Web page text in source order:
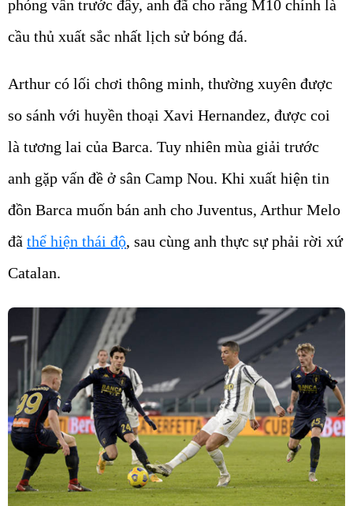
phỏng vấn trước đây, anh đã cho rằng M10 chính là
cầu thủ xuất sắc nhất lịch sử bóng đá.
Arthur có lối chơi thông minh, thường xuyên được
so sánh với huyền thoại Xavi Hernandez, được coi
là tương lai của Barca. Tuy nhiên mùa giải trước
anh gặp vấn đề ở sân Camp Nou. Khi xuất hiện tin
đồn Barca muốn bán anh cho Juventus, Arthur Melo
đã thể hiện thái độ, sau cùng anh thực sự phải rời xứ
Catalan.